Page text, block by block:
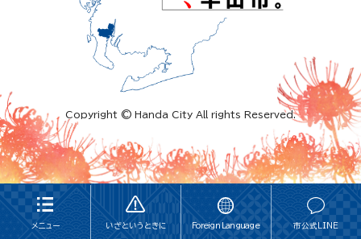
メニュー いざというときに Foreign Language 市公式LINE
Copyright © Handa City All rights Reserved.